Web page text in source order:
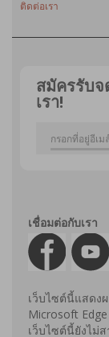
ติดต่อเรา
สมัครรับจ
เรา!
เชื่อมต่อกับเรา
เว็บไซต์นี้แสดง
Microsoft
เว็บไซต์นี้ยังไม่